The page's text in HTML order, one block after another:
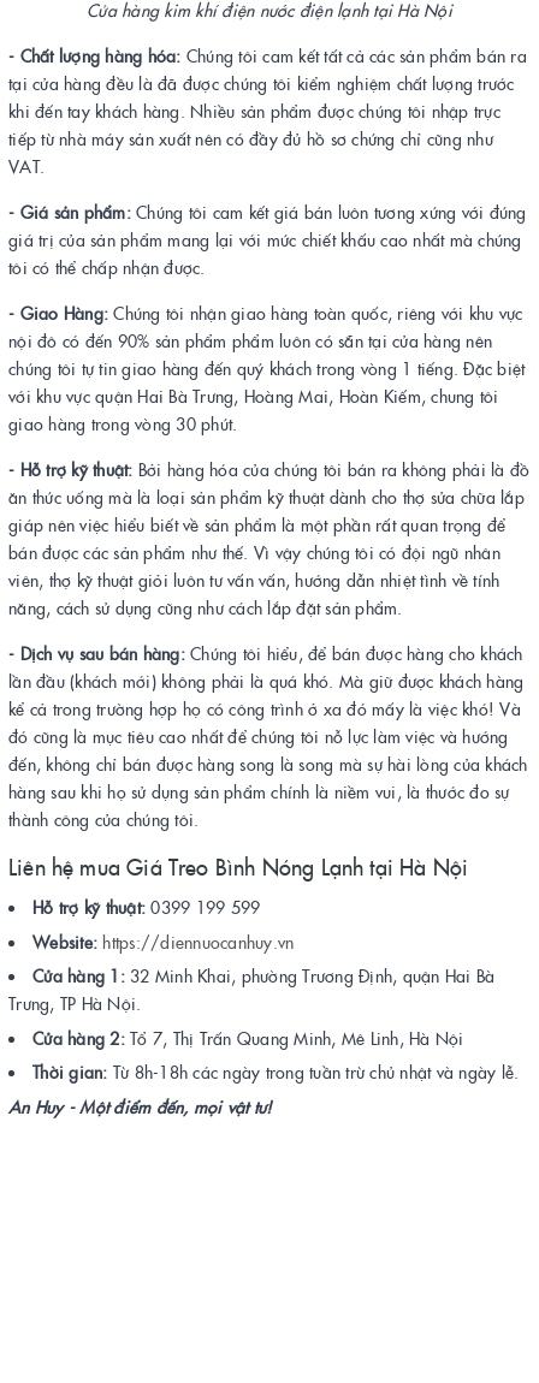
Cửa hàng kim khí điện nước điện lạnh tại Hà Nội
- Chất lượng hàng hóa: Chúng tôi cam kết tất cả các sản phẩm bán ra
tại cửa hàng đều là đã được chúng tôi kiểm nghiệm chất lượng trước
khi đến tay khách hàng. Nhiều sản phẩm được chúng tôi nhập trực
tiếp từ nhà máy sản xuất nên có đầy đủ hồ sơ chứng chỉ cũng như
VAT.
- Giá sản phẩm:Chúng tôi cam kết giá bán luôn tương xứng với đúng
giá trị của sản phẩm mang lại với mức chiết khấu cao nhất mà chúng
tôi có thể chấp nhận được.
- Giao Hàng: Chúng tôi nhận giao hàng toàn quốc, riêng với khu vực
nội đô có đến 90% sản phẩm phẩm luôn có sẵn tại cửa hàng nên
chúng tôi tự tin giao hàng đến quý khách trong vòng 1 tiếng. Đặc biệt
với khu vực quận Hai Bà Trưng, Hoàng Mai, Hoàn Kiếm, chung tôi
giao hàng trong vòng 30 phút.
- Hỗ trợ kỹ thuật: Bởi hàng hóa của chúng tôi bán ra không phải là đồ
ăn thức uống mà là loại sản phẩm kỹ thuật dành cho thợ sửa chữa lắp
giáp nên việc hiểu biết về sản phẩm là một phần rất quan trọng để
bán được các sản phẩm như thế. Vì vậy chúng tôi có đội ngũ nhân
viên, thợ kỹ thuật giỏi luôn tư vấn vấn, hướng dẫn nhiệt tình về tính
năng, cách sử dụng cũng như cách lắp đặt sản phẩm.
- Dịch vụ sau bán hàng:Chúng tôi hiểu, để bán được hàng cho khách
lần đầu (khách mới) không phải là quá khó. Mà giữ được khách hàng
kể cả trong trường hợp họ có công trình ở xa đó mấy là việc khó! Và
đó cũng là mục tiêu cao nhất để chúng tôi nỗ lực làm việc và hướng
đến, không chỉ bán được hàng song là song mà sự hài lòng của khách
hàng sau khi họ sử dụng sản phẩm chính là niềm vui, là thước đo sự
thành công của chúng tôi.
Liên hệ mua Giá Treo Bình Nóng Lạnh tại Hà Nội
Hỗ trợ kỹ thuật: 0399 199 599
Website: https://diennuocanhuy.vn
Cửa hàng 1: 32 Minh Khai, phường Trương Định, quận Hai Bà
Trưng, TP Hà Nội.
Cửa hàng 2: Tổ 7, Thị Trấn Quang Minh, Mê Linh, Hà Nội
Thời gian: Từ 8h-18h các ngày trong tuần trừ chủ nhật và ngày lễ.
An Huy - Một điểm đến, mọi vật tư!